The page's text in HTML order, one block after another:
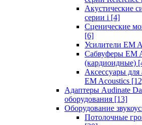
Акустические
серии i [4]
Сценические
[6]
Усилители EM
Сабвуферы EM
(кардиоидные)
Аксессуары для
EM Acoustics
Адаптеры Audinate
оборудования [13]
Оборудование
Потолочные